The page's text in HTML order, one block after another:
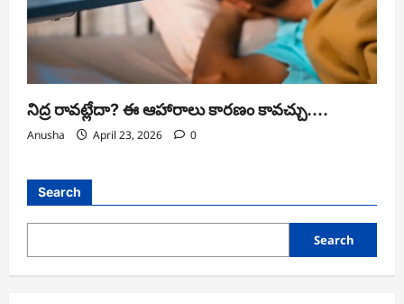
నిద్ర రావట్లేదా? ఈ ఆహారాలు కారణం కావచ్చు….
Anusha April 23, 2026 0
Search
Search